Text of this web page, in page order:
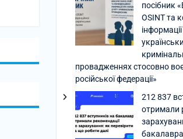
посібник
OSINT та
провадженнях стосовно
російської федерації»
212 837
отримали